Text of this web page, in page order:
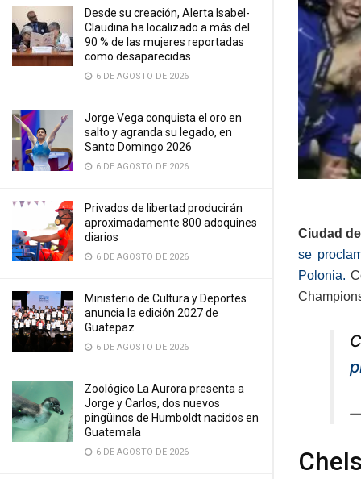
Desde su creación, Alerta Isabel-
Claudina ha localizado a más del
90 % de las mujeres reportadas
como desaparecidas
6 DE AGOSTO DE 2026
Jorge Vega conquista el oro en
salto y agranda su legado, en
Santo Domingo 2026
6 DE AGOSTO DE 2026
Privados de libertad producirán
aproximadamente 800 adoquines
diarios
6 DE AGOSTO DE 2026
Ministerio de Cultura y Deportes
anuncia la edición 2027 de
Guatepaz
6 DE AGOSTO DE 2026
Zoológico La Aurora presenta a
Jorge y Carlos, dos nuevos
pingüinos de Humboldt nacidos en
Guatemala
6 DE AGOSTO DE 2026
Ciudad
se
Polonia.